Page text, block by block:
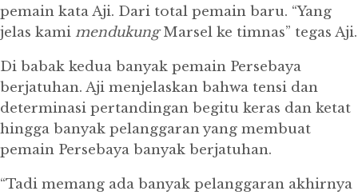
pemain kata Aji. Dari total pemain baru. “Yang
jelas kami mendukungMarsel ke timnas” tegas Aji.
Di babak kedua banyak pemain Persebaya
berjatuhan. Aji menjelaskan bahwa tensi dan
determinasi pertandingan begitu keras dan ketat
hingga banyak pelanggaran yang membuat
pemain Persebaya banyak berjatuhan.
“Tadi memang ada banyak pelanggaran akhirnya